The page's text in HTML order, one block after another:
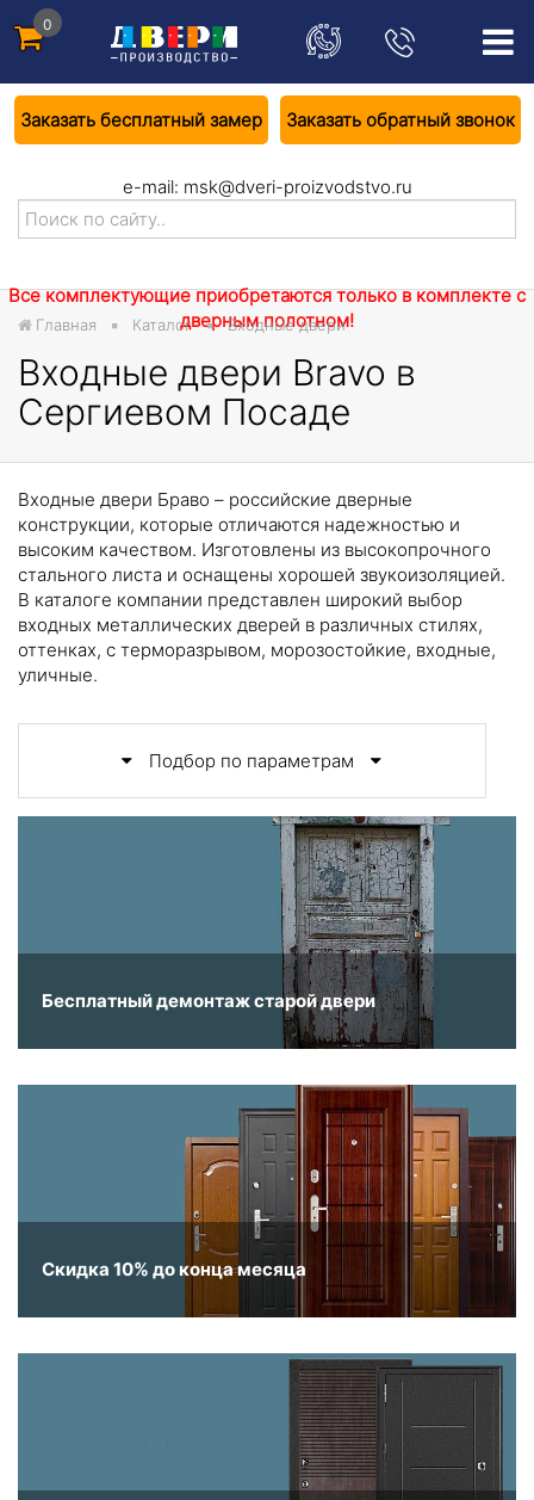
0
Заказать бесплатный замер Заказать обратный звонок
e-mail: msk@dveri-proizvodstvo.ru
Все комплектующие приобретаются только в комплекте с
дверным полотном!
Главная Каталог Входные двери
Входные двери Bravo в
Сергиевом Посаде
Входные двери Браво – российские дверные
конструкции, которые отличаются надежностью и
высоким качеством. Изготовлены из высокопрочного
стального листа и оснащены хорошей звукоизоляцией.
В каталоге компании представлен широкий выбор
входных металлических дверей в различных стилях,
оттенках, с терморазрывом, морозостойкие, входные,
уличные.
Подбор по параметрам
Бесплатный демонтаж старой двери
Скидка 10% до конца месяца